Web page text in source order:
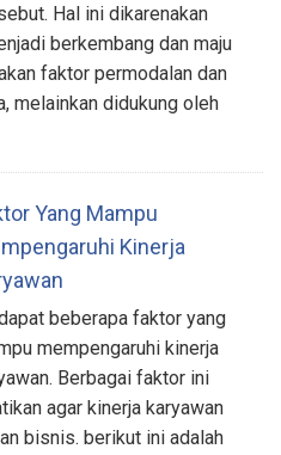
Hal ini dikarenakan
berkembang dan maju
faktor permodalan dan
melainkan didukung oleh
Yang Mampu
Kinerja
beberapa faktor yang
mempengaruhi kinerja
Berbagai faktor ini
agar kinerja karyawan
bisnis. berikut ini adalah